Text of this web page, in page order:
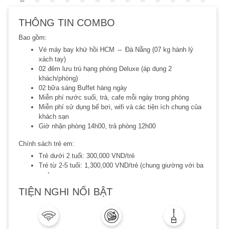
THÔNG TIN COMBO
Bao gồm:
Vé máy bay khứ hồi HCM ⇔ Đà Nẵng (07 kg hành lý
xách tay)
02 đêm lưu trú hạng phòng Deluxe (áp dụng 2
khách/phòng)
02 bữa sáng Buffet hàng ngày
Miễn phí nước suối, trà, cafe mỗi ngày trong phòng
Miễn phí sử dụng bể bơi, wifi và các tiện ích chung của
khách sạn
Giờ nhận phòng 14h00, trả phòng 12h00
Chính sách trẻ em:
Trẻ dưới 2 tuổi: 300,000 VND/trẻ
Trẻ từ 2-5 tuổi: 1,300,000 VND/trẻ (chung giường với ba
mẹ)
Trẻ từ 6-11 tuổi: 1,700,000 VND/trẻ (chung giường với ba
mẹ)
TIỆN NGHI NỔI BẬT